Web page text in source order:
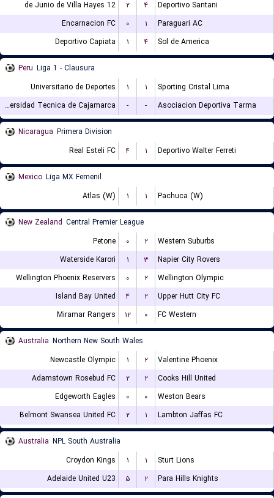
12 de Junio de Villa Hayes
۲ ۴
Deportivo Santani
Encarnacion FC
۰ ۱
Paraguari AC
Deportivo Capiata
۱ ۴ Sol de America
Peru Liga 1 - Clausura
Universitario de Deportes
۱ ۱
Sporting Cristal Lima
Universidad Tecnica de Cajamarca
- - Asociacion Deportiva Tarma
Nicaragua Primera Division
Real Esteli FC
۴ ۱ Deportivo Walter Ferreti
Mexico Liga MX Femenil
Atlas (W)
۱ ۱ Pachuca (W)
New Zealand Central Premier League
Petone
۰ ۲
Western Suburbs
Waterside Karori
۱ ۳
Napier City Rovers
Wellington Phoenix Reservers
۰ ۲
Wellington Olympic
Island Bay United
۴ ۲
Upper Hutt City FC
Miramar Rangers
۱۲ ۰ FC Western
Australia Northern New South Wales
Newcastle Olympic
۱ ۲
Valentine Phoenix
Adamstown Rosebud FC
۲ ۲
Cooks Hill United
Edgeworth Eagles
۰ ۰
Weston Bears
Belmont Swansea United FC
۲ ۱ Lambton Jaffas FC
Australia NPL South Australia
Croydon Kings
۱ ۱
Sturt Lions
Adelaide United U23
۵ ۲ Para Hills Knights